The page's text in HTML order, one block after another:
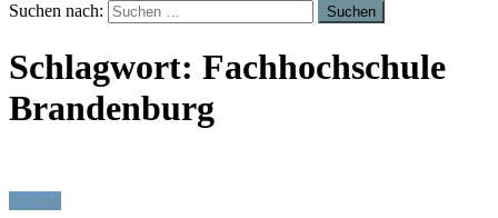
Suchen nach:
Schlagwort: Fachhochschule
Brandenburg
Feature